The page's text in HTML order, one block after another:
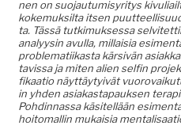
nen on suo­jau­tu­misyri­tys
koke­muk­sil­ta itsen
ta. Tässä tutkimuk­ses­sa
ana­lyysin avul­la, mil­laisia
prob­lemati­ikas­ta kär­sivän
tavis­sa ja miten alien self­in
fikaa­tio näyt­täy­tyivät
in yhden asi­akastapauk­sen
Pohdin­nas­sa käsitel­lään
hoit­o­ma­llin mukaisia